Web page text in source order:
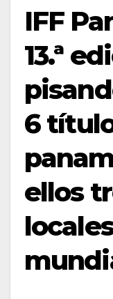
IFF
13.ª
6
ellos